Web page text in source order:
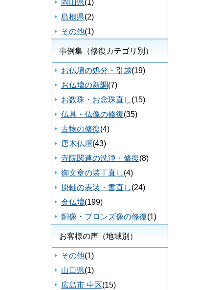
岡山県(1)
島根県(2)
その他(1)
事例集（修復カテゴリ別）
お仏壇の処分・引越(19)
お仏壇の新調(7)
お数珠・お念珠直し(15)
仏具・仏像の修復(35)
古物の修復(4)
唐木仏壇(43)
寺院関連の洗浄・修復(8)
御文章の装丁直し(4)
掛軸の表装・書直し(24)
金仏壇(199)
銅像・ブロンズ像の修復(1)
お客様の声（地域別）
その他(1)
山口県(1)
広島市 中区(15)